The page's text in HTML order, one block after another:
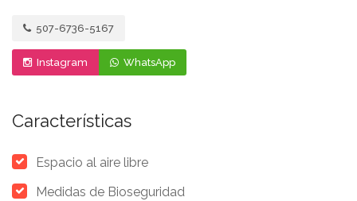
507-6736-5167
Instagram WhatsApp
Características
Espacio al aire libre
Medidas de Bioseguridad